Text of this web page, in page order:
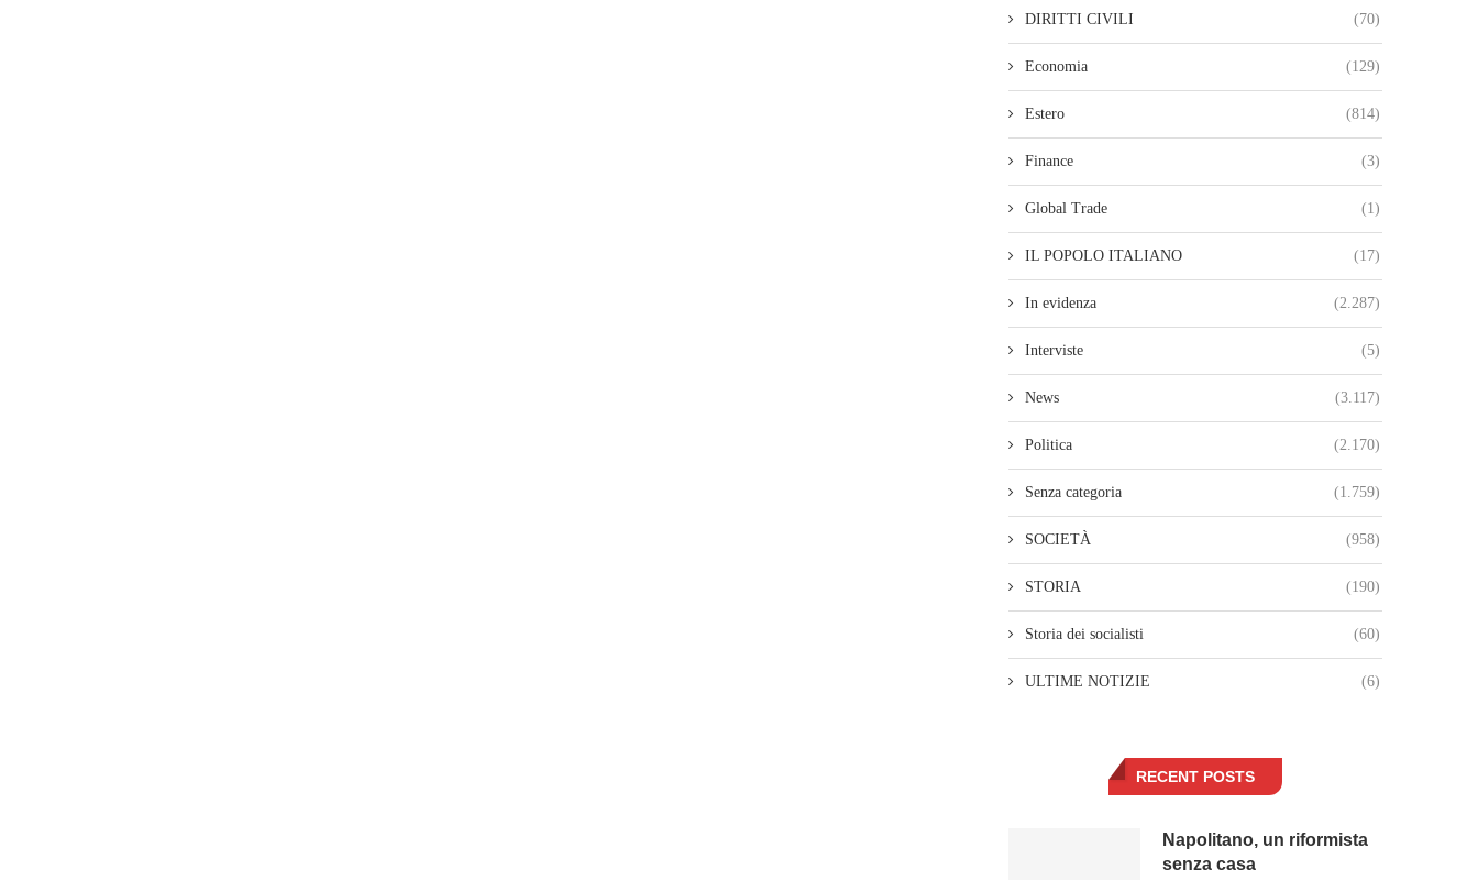
DIRITTI CIVILI (70)
Economia (129)
Estero (814)
Finance (3)
Global Trade (1)
IL POPOLO ITALIANO (17)
In evidenza (2.287)
Interviste (5)
News (3.117)
Politica (2.170)
Senza categoria (1.759)
SOCIETÀ (958)
STORIA (190)
Storia dei socialisti (60)
ULTIME NOTIZIE (6)
RECENT POSTS
Napolitano, un riformista
senza casa